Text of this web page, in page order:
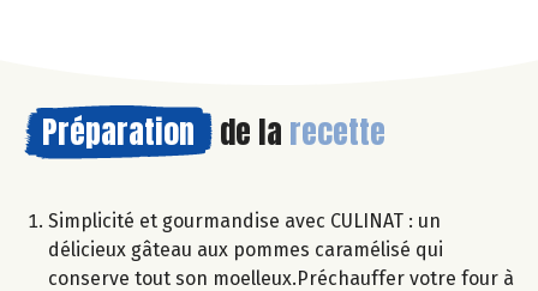
Préparation de la recette
Simplicité et gourmandise avec CULINAT : un
délicieux gâteau aux pommes caramélisé qui
conserve tout son moelleux.Préchauffer votre four à